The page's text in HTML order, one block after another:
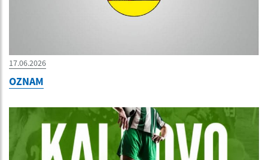
17.06.2026
OZNAM